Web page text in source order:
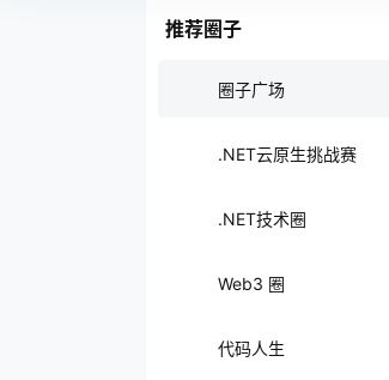
推荐圈子
圈子广场
.NET云原生挑战赛
.NET技术圈
Web3 圈
代码人生